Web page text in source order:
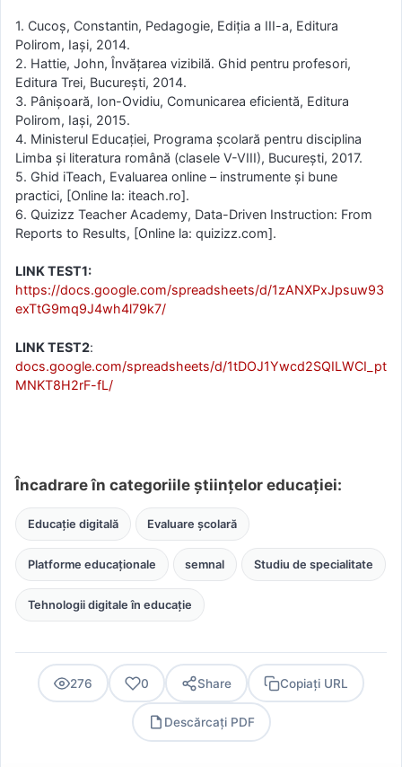
1. Cucoș, Constantin, Pedagogie, Ediția a III-a, Editura
Polirom, Iași, 2014.
2. Hattie, John, Învățarea vizibilă. Ghid pentru profesori,
Editura Trei, București, 2014.
3. Pânișoară, Ion-Ovidiu, Comunicarea eficientă, Editura
Polirom, Iași, 2015.
4. Ministerul Educației, Programa școlară pentru disciplina
Limba și literatura română (clasele V-VIII), București, 2017.
5. Ghid iTeach, Evaluarea online – instrumente și bune
practici, [Online la: iteach.ro].
6. Quizizz Teacher Academy, Data-Driven Instruction: From
Reports to Results, [Online la: quizizz.com].
LINK TEST1:
https://docs.google.com/spreadsheets/d/1zANXPxJpsuw93
exTtG9mq9J4wh4l79k7/
LINK TEST2:
docs.google.com/spreadsheets/d/1tDOJ1Ywcd2SQILWCI_pt
MNKT8H2rF-fL/
Încadrare în categoriile științelor educației:
Educație digitală Evaluare școlară
Platforme educaționale semnal Studiu de specialitate
Tehnologii digitale în educație
276 0 Share Copiați URL
Descărcați PDF